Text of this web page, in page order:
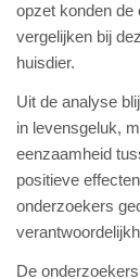
opzet konden de
vergelijken bij
huisdier.
Uit de analyse
in levensgeluk,
eenzaamheid
positieve
onderzoekers
De